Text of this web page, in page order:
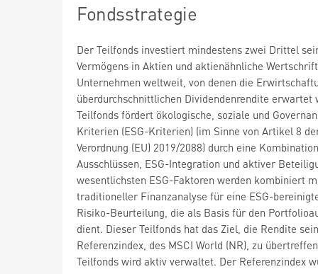
Fondsstrategie
Der Teilfonds investiert mindestens zwei Drittel
Vermögens in Aktien und aktienähnliche
Unternehmen weltweit, von denen die
überdurchschnittlichen Dividendenrendite erwartet
Teilfonds fördert ökologische, soziale und
Kriterien (ESG-Kriterien) (im Sinne von Artikel 8
Verordnung (EU) 2019/2088) durch eine
Ausschlüssen, ESG-Integration und aktiver
wesentlichsten ESG-Faktoren werden kombiniert
traditioneller Finanzanalyse für eine ESG-
Risiko-Beurteilung, die als Basis für den
dient. Dieser Teilfonds hat das Ziel, die Rendite
Referenzindex, des MSCI World (NR), zu
Teilfonds wird aktiv verwaltet. Der Referenzindex